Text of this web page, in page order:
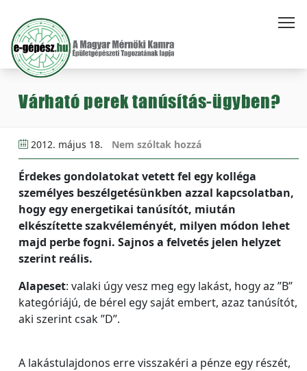
Várható perek tanúsítás-ügyben?
2012. május 18. Nem szóltak hozzá
Érdekes gondolatokat vetett fel egy kolléga
személyes beszélgetésünkben azzal kapcsolatban,
hogy egy energetikai tanúsítót, miután
elkészítette szakvéleményét, milyen módon lehet
majd perbe fogni. Sajnos a felvetés jelen helyzet
szerint reális.
Alapeset: valaki úgy vesz meg egy lakást, hogy az ”B”
kategóriájú, de bérel egy saját embert, azaz tanúsítót,
aki szerint csak ”D”.
A lakástulajdonos erre visszakéri a pénze egy részét,